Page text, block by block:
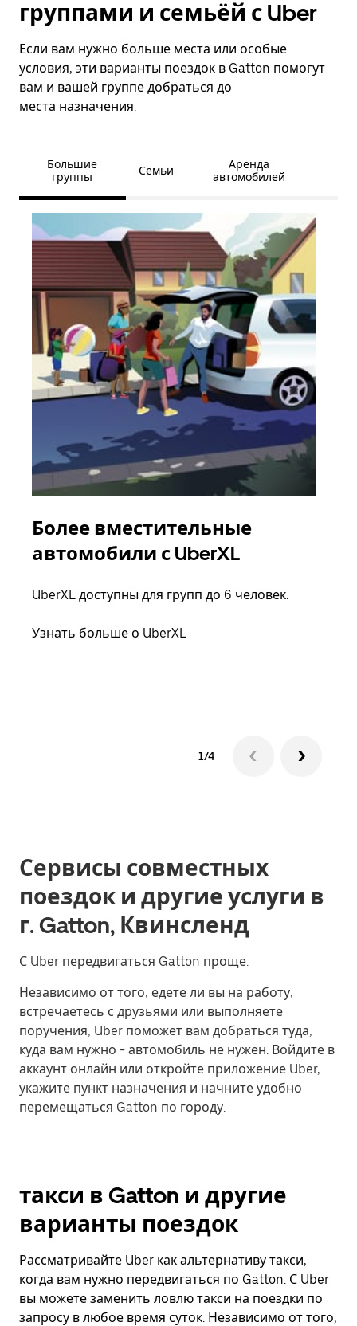
группами и семьёй с Uber
Если вам нужно больше места или особые
условия, эти варианты поездок в Gatton помогут
вам и вашей группе добраться до
места назначения.
Большие
группы
Семьи
Аренда
автомобилей
Более вместительные
автомобили с UberXL
UberXL доступны для групп до 6 человек.
Узнать больше о UberXL
1/4
Сервисы совместных
поездок и другие услуги в
г. Gatton, Квинсленд
С Uber передвигаться Gatton проще.
Независимо от того, едете ли вы на работу,
встречаетесь с друзьями или выполняете
поручения, Uber поможет вам добраться туда,
куда вам нужно - автомобиль не нужен. Войдите в
аккаунт онлайн или откройте приложение Uber,
укажите пункт назначения и начните удобно
перемещаться Gatton по городу.
такси в Gatton и другие
варианты поездок
Рассматривайте Uber как альтернативу такси,
когда вам нужно передвигаться по Gatton. С Uber
вы можете заменить ловлю такси на поездки по
запросу в любое время суток. Независимо от того,